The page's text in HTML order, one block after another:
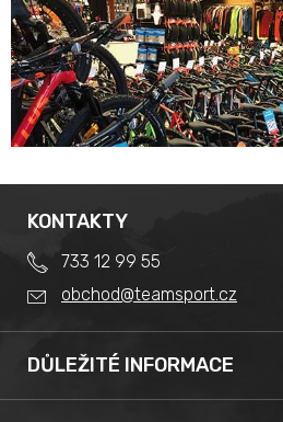
DŮLEŽITÉ INFORMACE
KONTAKTY
733 12 99 55
obchod@teamsport.cz